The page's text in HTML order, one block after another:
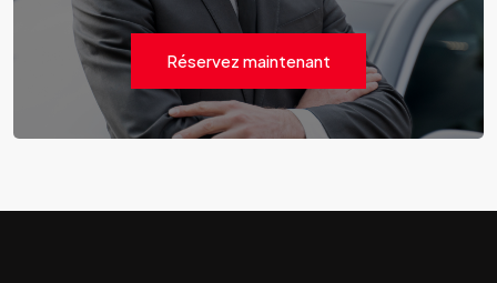
Réservez maintenant